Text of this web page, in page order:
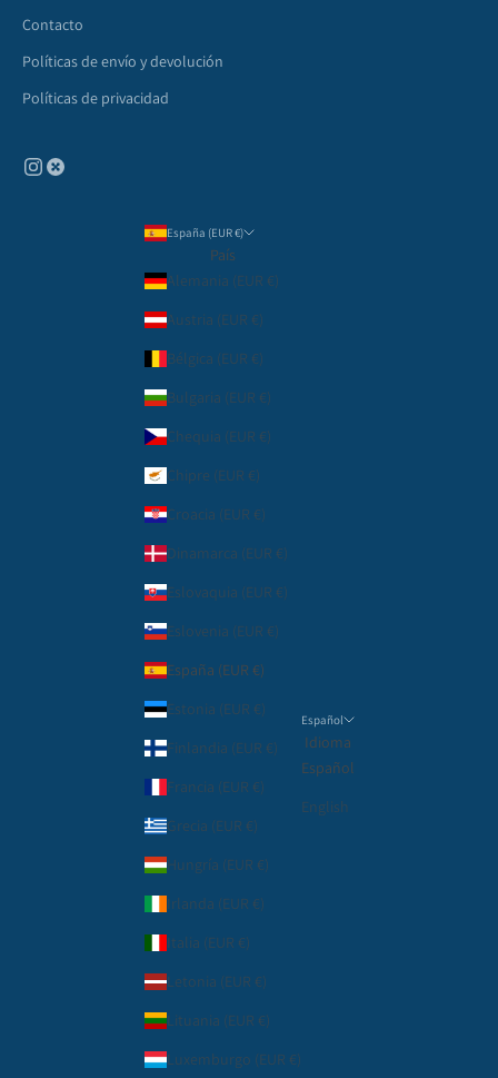
Contacto
Políticas de envío y devolución
Políticas de privacidad
España (EUR €)
País
Alemania (EUR €)
Austria (EUR €)
Bélgica (EUR €)
Bulgaria (EUR €)
Chequia (EUR €)
Chipre (EUR €)
Croacia (EUR €)
Dinamarca (EUR €)
Eslovaquia (EUR €)
Eslovenia (EUR €)
España (EUR €)
Estonia (EUR €)
Finlandia (EUR €)
Francia (EUR €)
Grecia (EUR €)
Hungría (EUR €)
Irlanda (EUR €)
Italia (EUR €)
Letonia (EUR €)
Lituania (EUR €)
Luxemburgo (EUR €)
Español
Idioma
Español
English